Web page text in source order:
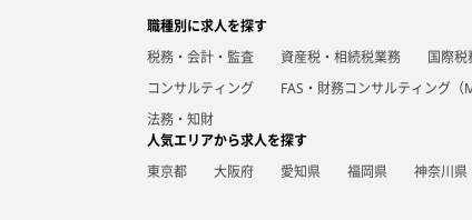
職種別に求人を探す
税務・会計・監査
資産税・相続税業務 国際
コンサルティング
FAS・財務コンサルティング（
法務・知財
人気エリアから求人を探す
東京都
大阪府 愛知県 福岡県 神奈川県